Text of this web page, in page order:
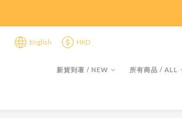
English HKD
新貨到著 / NEW 所有商品 / ALL